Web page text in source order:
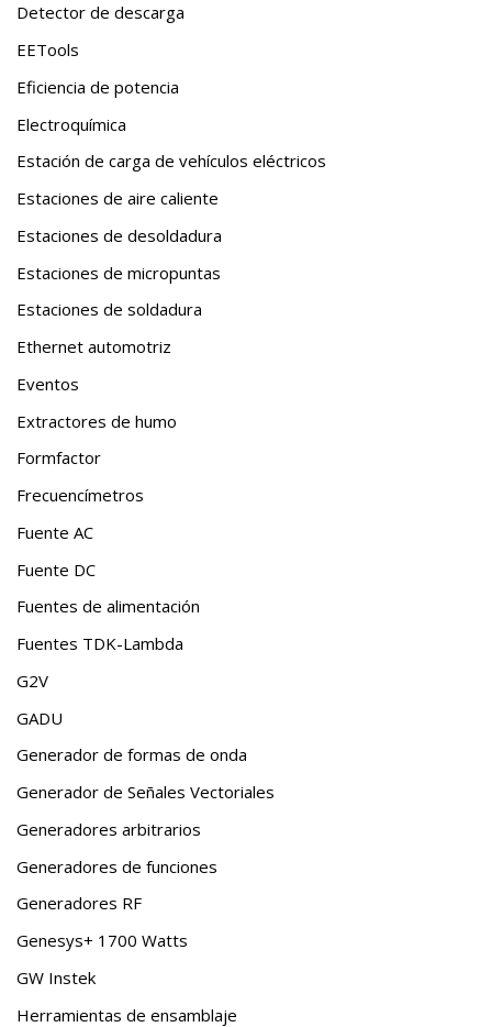
Detector de descarga
EETools
Eficiencia de potencia
Electroquímica
Estación de carga de vehículos eléctricos
Estaciones de aire caliente
Estaciones de desoldadura
Estaciones de micropuntas
Estaciones de soldadura
Ethernet automotriz
Eventos
Extractores de humo
Formfactor
Frecuencímetros
Fuente AC
Fuente DC
Fuentes de alimentación
Fuentes TDK-Lambda
G2V
GADU
Generador de formas de onda
Generador de Señales Vectoriales
Generadores arbitrarios
Generadores de funciones
Generadores RF
Genesys+ 1700 Watts
GW Instek
Herramientas de ensamblaje